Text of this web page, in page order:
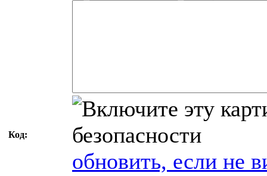
Код:
обновить, если не